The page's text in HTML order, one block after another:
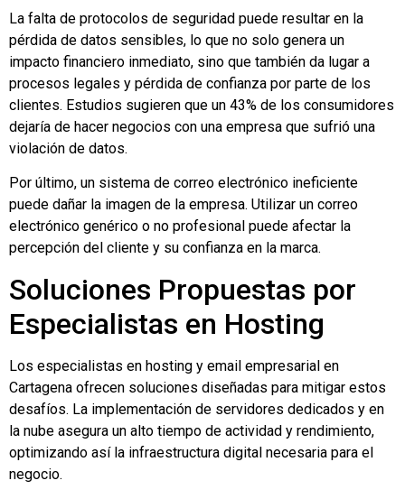
La falta de protocolos de seguridad puede resultar en la
pérdida de datos sensibles, lo que no solo genera un
impacto financiero inmediato, sino que también da lugar a
procesos legales y pérdida de confianza por parte de los
clientes. Estudios sugieren que un 43% de los consumidores
dejaría de hacer negocios con una empresa que sufrió una
violación de datos.
Por último, un sistema de correo electrónico ineficiente
puede dañar la imagen de la empresa. Utilizar un correo
electrónico genérico o no profesional puede afectar la
percepción del cliente y su confianza en la marca.
Soluciones Propuestas por
Especialistas en Hosting
Los especialistas en hosting y email empresarial en
Cartagena ofrecen soluciones diseñadas para mitigar estos
desafíos. La implementación de servidores dedicados y en
la nube asegura un alto tiempo de actividad y rendimiento,
optimizando así la infraestructura digital necesaria para el
negocio.